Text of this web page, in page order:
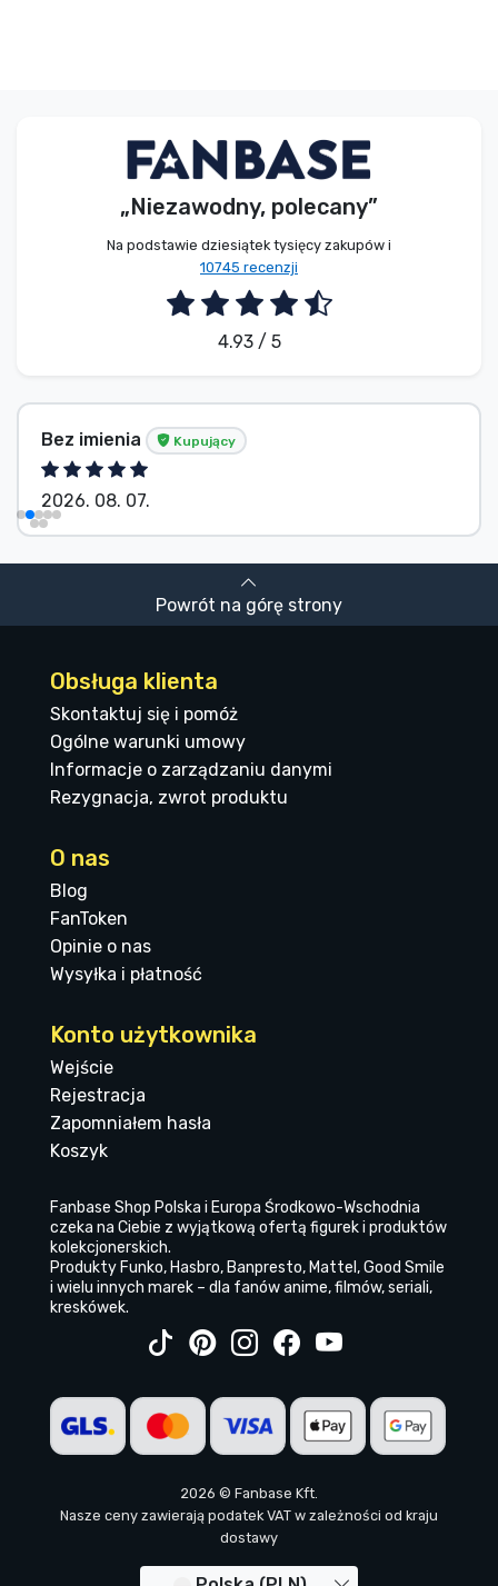
„Niezawodny, polecany”
Na podstawie dziesiątek tysięcy zakupów i
10745 recenzji
4.93 / 5
Bez imienia Kupujący
2026. 08. 07.
Powrót na górę strony
Obsługa klienta
Skontaktuj się i pomóż
Ogólne warunki umowy
Informacje o zarządzaniu danymi
Rezygnacja, zwrot produktu
O nas
Blog
FanToken
Opinie o nas
Wysyłka i płatność
Konto użytkownika
Wejście
Rejestracja
Zapomniałem hasła
Koszyk
Fanbase Shop Polska i Europa Środkowo-Wschodnia
czeka na Ciebie z wyjątkową ofertą figurek i produktów
kolekcjonerskich.
Produkty Funko, Hasbro, Banpresto, Mattel, Good Smile
i wielu innych marek – dla fanów anime, filmów, seriali,
kreskówek.
2026 © Fanbase Kft.
Nasze ceny zawierają podatek VAT w zależności od kraju
dostawy